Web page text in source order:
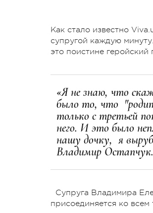
Как стало известно
супругой каждую
это поистине
«Я не знаю, что
было то, что
только с третьей
него. И это было
нашу дочку, я
Владимир Остапчук.
Супруга Владимира
присоединяется ко